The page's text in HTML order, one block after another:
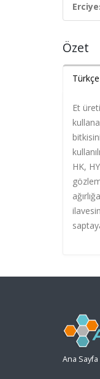
Özet
Türkçe
Et
HK,
Ana Sayfa